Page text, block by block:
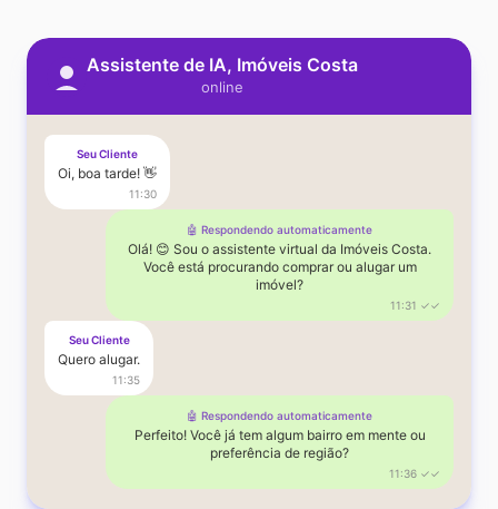
Assistente de IA, Imóveis Costa
online
Seu Cliente
Oi, boa tarde! 👋
11:30
🤖 Respondendo automaticamente
Olá! 😊 Sou o assistente virtual da Imóveis Costa.
Você está procurando comprar ou alugar um
imóvel?
11:31 ✓✓
Seu Cliente
Quero alugar.
11:35
🤖 Respondendo automaticamente
Perfeito! Você já tem algum bairro em mente ou
preferência de região?
11:36 ✓✓